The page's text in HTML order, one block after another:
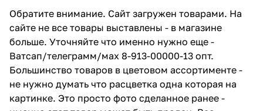
Обратите внимание. Сайт загружен товарами. На
сайте не все товары выставлены - в магазине
больше. Уточняйте что именно нужно еще -
Ватсап/телеграмм/мах 8-913-00000-13 опт.
Большинство товаров в цветовом ассортименте -
не нужно думать что расцветка одна которая на
картинке. Это просто фото сделанное ранее -